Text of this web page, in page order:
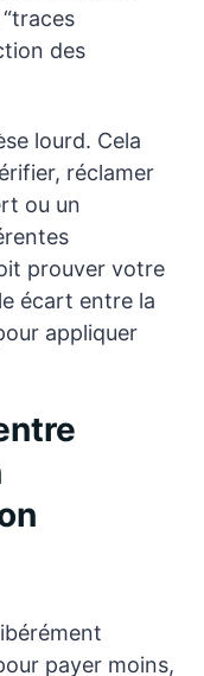
des
lourd. Cela
réclamer
ou un
prouver votre
écart entre la
appliquer
payer moins,